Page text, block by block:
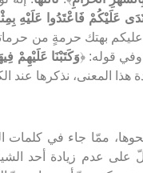
عَلَيْكُمْ فَاعْتَدُوا عَلَيْهِ
بهتك حرمةٍ من
وفي قوله: ﴿وَكَتَبْنَا عَلَيْهِمْ
ممّا جاء في
على عدم زيادة أحد